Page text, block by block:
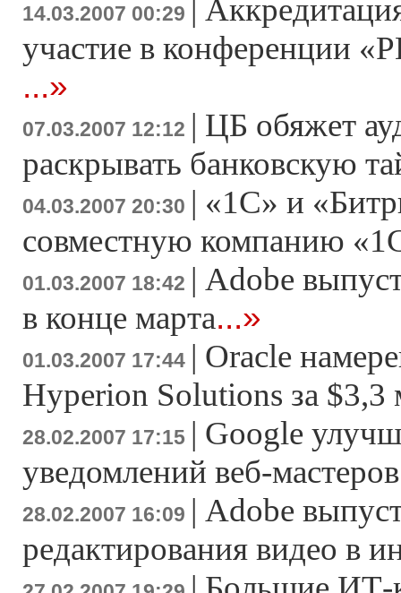
14.03.2007 00:29 |
участие в конференции
...»
07.03.2007 12:12 | ЦБ обяжет
раскрывать банковскую
04.03.2007 20:30 | «1С» и
совместную компанию
01.03.2007 18:42 | Adobe
в конце марта...»
01.03.2007 17:44 | Oracle
Hyperion Solutions за
28.02.2007 17:15 | Google
уведомлений веб-мастеров
28.02.2007 16:09 | Adobe
редактирования видео в